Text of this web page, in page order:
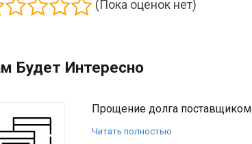
(Пока оценок нет)
Будет Интересно
Прощение долга поставщиком
Читать полностью